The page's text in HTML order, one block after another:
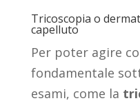
Tricoscopia o
capelluto
Per poter agire
fondamentale
esami, come la